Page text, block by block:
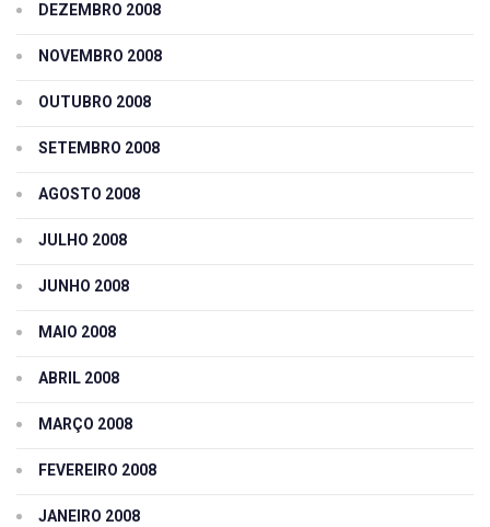
DEZEMBRO 2008
NOVEMBRO 2008
OUTUBRO 2008
SETEMBRO 2008
AGOSTO 2008
JULHO 2008
JUNHO 2008
MAIO 2008
ABRIL 2008
MARÇO 2008
FEVEREIRO 2008
JANEIRO 2008